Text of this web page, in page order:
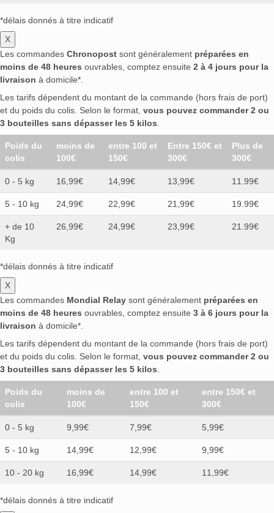
*délais donnés à titre indicatif
X
Les commandes Chronopost sont généralement préparées en
moins de 48 heures ouvrables, comptez ensuite 2 à 4 jours pour la
livraison à domicile*.
Les tarifs dépendent du montant de la commande (hors frais de port)
et du poids du colis. Selon le format, vous pouvez commander 2 ou
3 bouteilles sans dépasser les 5 kilos.
Poids du
colis
moins de
100€
entre 100 et
150€
Entre 150€ et
300€
Plus de
300€
0 - 5 kg 16,99€ 14,99€ 13,99€ 11.99€
5 - 10 kg 24,99€ 22,99€ 21,99€ 19.99€
+ de 10
Kg
26,99€ 24,99€ 23,99€ 21.99€
*délais donnés à titre indicatif
X
Les commandes Mondial Relay sont généralement préparées en
moins de 48 heures ouvrables, comptez ensuite 3 à 6 jours pour la
livraison à domicile*.
Les tarifs dépendent du montant de la commande (hors frais de port)
et du poids du colis. Selon le format, vous pouvez commander 2 ou
3 bouteilles sans dépasser les 5 kilos.
Poids du
colis
moins de
100€
entre 100 et
150€
entre 150€ et
300€
0 - 5 kg 9,99€ 7,99€ 5,99€
5 - 10 kg 14,99€ 12,99€ 9,99€
10 - 20 kg 16,99€ 14,99€ 11,99€
*délais donnés à titre indicatif